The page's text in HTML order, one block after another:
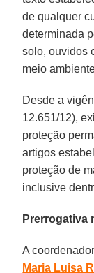
de qualquer
determinada
solo, ouvidos
meio
Desde a
12.651/12),
proteção
artigos
proteção de
inclusive
Prerrogativa
A
Maria Luisa